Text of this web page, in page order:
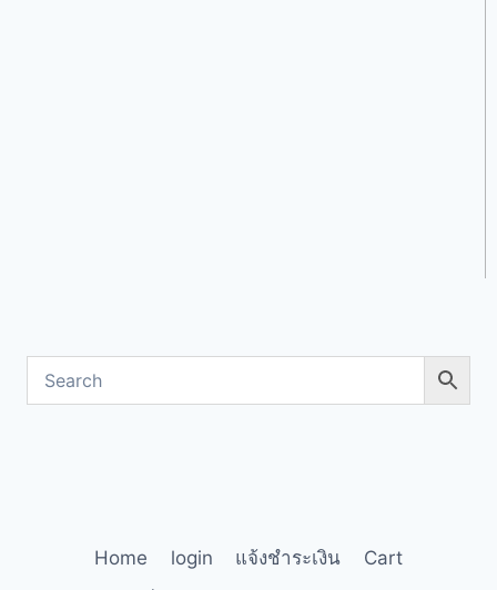
Home login แจ้งชำระเงิน
Cart